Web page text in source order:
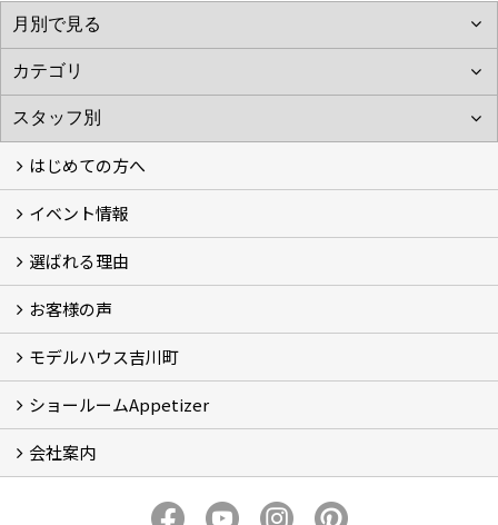
はじめての方へ
フォトギャラリー
性能について
自然素材のお家
オーナー様のおうち訪問
イベント情報
イベント情報
選ばれる理由
5つのやさしさ宣言
3つのプロ宣言
お家づくりスケジュール
お客様の声
お客様の声
モデルハウス吉川町
吉川町モデルハウス
ショールームAppetizer
Appetizer(ショールーム)
Appetizer(レンタルスペース)
会社案内
社長 河合智之の想い
求人情報 Recruit